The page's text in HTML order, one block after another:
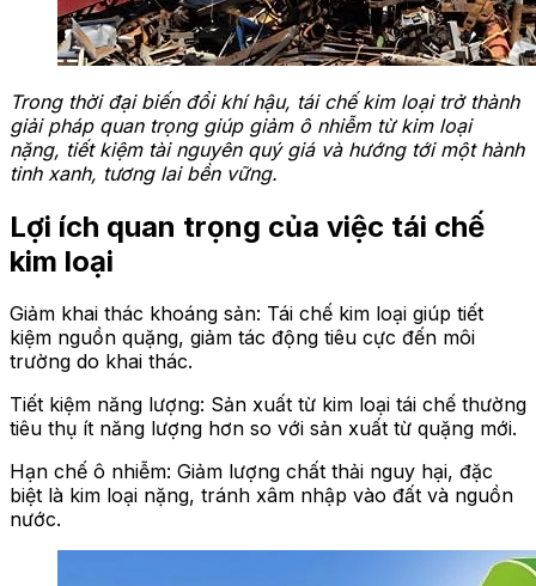
Trong thời đại biến đổi khí hậu, tái chế kim loại trở thành
giải pháp quan trọng giúp giảm ô nhiễm từ kim loại
nặng, tiết kiệm tài nguyên quý giá và hướng tới một hành
tinh xanh, tương lai bền vững.
Lợi ích quan trọng của việc tái chế
kim loại
Giảm khai thác khoáng sản: Tái chế kim loại giúp tiết
kiệm nguồn quặng, giảm tác động tiêu cực đến môi
trường do khai thác.
Tiết kiệm năng lượng: Sản xuất từ kim loại tái chế thường
tiêu thụ ít năng lượng hơn so với sản xuất từ quặng mới.
Hạn chế ô nhiễm: Giảm lượng chất thải nguy hại, đặc
biệt là kim loại nặng, tránh xâm nhập vào đất và nguồn
nước.